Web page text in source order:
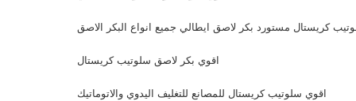
كريستال مستورد بكر لاصق ايطالي جميع انواع البكر الاصق
اقوي بكر لاصق سلوتيب كريستال
اقوي سلوتيب كريستال للمصانع للتغليف اليدوي والاتوماتيك